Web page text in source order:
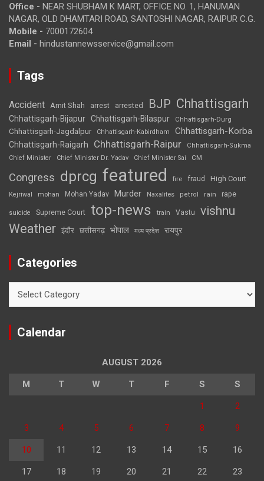
Office - NEAR SHUBHAM K MART, OFFICE NO. 1, HANUMAN
NAGAR, OLD DHAMTARI ROAD, SANTOSHI NAGAR, RAIPUR C.G.
Mobile - 7000172604
Email - hindustannewsservice@gmail.com
Tags
Accident Amit Shah arrest arrested BJP Chhattisgarh
Chhattisgarh-Bijapur Chhattisgarh-Bilaspur Chhattisgarh-Durg
Chhattisgarh-Jagdalpur Chhattisgarh-Kabirdham Chhattisgarh-Korba
Chhattisgarh-Raigarh Chhattisgarh-Raipur
Chhattisgarh-Sukma
Chief Minister
Chief Minister Dr. Yadav Chief Minister Sai CM
Congress dprcg featured fire fraud High Court
Kejriwal mohan Mohan Yadav Murder Naxalites petrol rain rape
suicide Supreme Court top-news train Vastu vishnu
Weather इंदौर छत्तीसगढ़ भोपाल मध्य प्रदेश रायपुर
Categories
Calendar
AUGUST 2026
M T W T F S S
1 2
3 4 5 6 7 8 9
10 11 12 13 14 15 16
17 18 19 20 21 22 23